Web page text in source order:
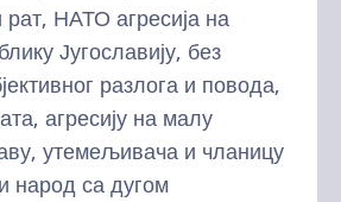
НАТО агресија на
Југославију, без
разлога и повода,
агресију на малу
утемељивача и чланицу
народ са дугом